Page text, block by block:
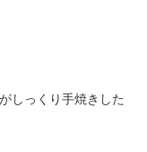
しっくり手焼きした